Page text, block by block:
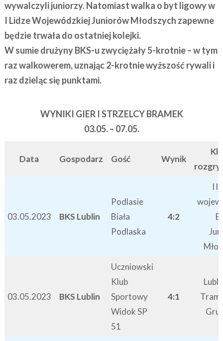
wywalczyli juniorzy. Natomiast walka o byt ligowy w
I Lidze Wojewódzkiej Juniorów Młodszych zapewne
będzie trwała do ostatniej kolejki.
W sumie drużyny BKS-u zwyciężały 5-krotnie – w tym
raz walkowerem, uznając 2-krotnie wyższość rywali i
raz dzieląc się punktami.
WYNIKI GIER I STRZELCY BRAMEK
03.05. – 07.05.
Data Gospodarz Gość Wynik
03.05.2023 BKS Lublin
Podlasie
Biała
Podlaska
4:2
I
03.05.2023 BKS Lublin
Uczniowski
Klub
Sportowy
Widok SP
51
4:1